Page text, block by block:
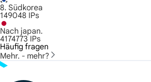
8. Südkorea
149048 IPs
Nach japan.
4174773 IPs
Häufig fragen
Mehr. - mehr?